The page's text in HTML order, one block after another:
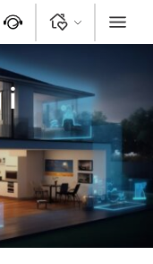
Kontakt Logga in Meny
i